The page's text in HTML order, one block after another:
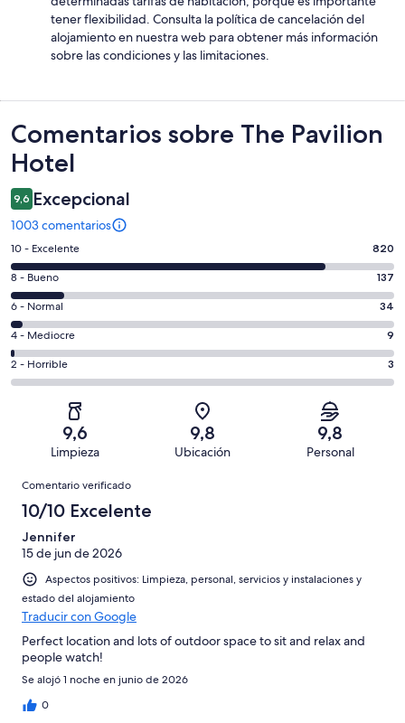
tener flexibilidad. Consulta la política de cancelación del
alojamiento en nuestra web para obtener más información
sobre las condiciones y las limitaciones.
Comentarios
Comentarios sobre The Pavilion
Hotel
9,6 Excepcional
1003 comentarios
820
comentarios
de
un
total
de
1003
con
puntuación
10 - Excelente 820
137
comentarios
de
un
total
de
puntuación
8 - Bueno 137
34
comentarios
de
un
total
puntuación
Normal
6 - Normal 34
9
comentarios
de
una
puntuación
Mediocre
4 - Mediocre 9
3
comentarios
1003
una
puntuación
de
Horrible
2 - Horrible 3
9,6
Limpieza
9,8
Ubicación
9,8
Personal
Comentarios
Comentario verificado
10/10 Excelente
Jennifer
15 de jun de 2026
Aspectos positivos: Limpieza, personal, servicios y instalaciones y
estado del alojamiento
Traducir con Google
Perfect location and lots of outdoor space to sit and relax and
people watch!
Se alojó 1 noche en junio de 2026
0